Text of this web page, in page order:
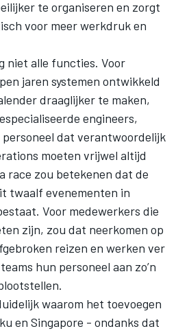
te organiseren en zorgt
voor meer werkdruk en
niet alle functies. Voor
jaren systemen ontwikkeld
draaglijker te maken,
engineers,
dat verantwoordelijk
moeten vrijwel altijd
race zou betekenen dat de
twaalf evenementen in
Voor medewerkers die
zijn, zou dat neerkomen op
reizen en werken ver
hun personeel aan zo’n
waarom het toevoegen
en Singapore - ondanks dat